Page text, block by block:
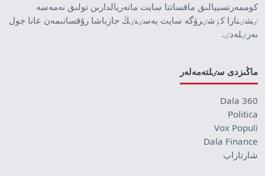
كوممەرتسييالىق ماقساتتا سايت ماتەريالدارىن تولىق نەمەسە
ٸشٸنارا كٶشٸرۋگە سايت يەسٸنٸڭ جازباشا رۇقساتىمەن عانا جول
بەرٸلەدٸ.
ماڭىزدى سٸلتەمەلەر
Dala 360
Politica
Vox Populi
Dala Finance
شارتاراپ